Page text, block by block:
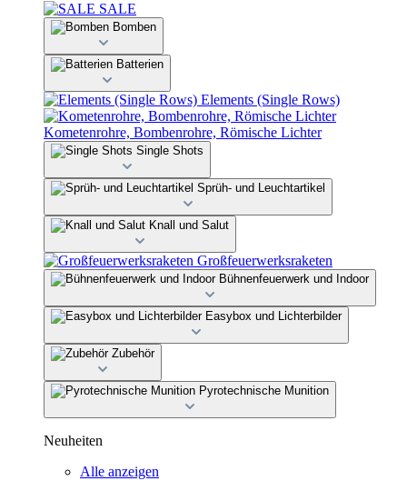
SALE
Bomben
Batterien
Elements (Single Rows)
Kometenrohre, Bombenrohre, Römische Lichter
Single Shots
Sprüh- und Leuchtartikel
Knall und Salut
Großfeuerwerksraketen
Bühnenfeuerwerk und Indoor
Easybox und Lichterbilder
Zubehör
Pyrotechnische Munition
Neuheiten
Alle anzeigen